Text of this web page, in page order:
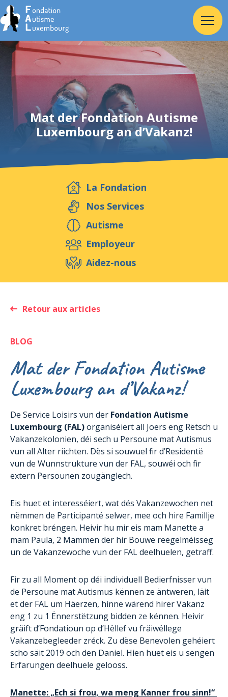
Accueil
Fondation
Services
Employeur
Aidez-nous
Evénements Publications Médias
Ressources & Outils
Mat der Fondation Autisme
Luxembourg an d’Vakanz!
La Fondation
Nos Services
Autisme
Employeur
Aidez-nous
Retour aux articles
BLOG
Mat der Fondation Autisme
Luxembourg an d’Vakanz!
De Service Loisirs vun der Fondation Autisme
Luxembourg (FAL)organiséiert all Joers eng Rëtsch u
Vakanzekolonien, déi sech u Persoune mat Autismus
vun all Alter riichten. Dës si souwuel fir d’Residentë
vun de Wunnstrukture vun der FAL, souwéi och fir
extern Persounen zougänglech.
Eis huet et interesséiert, wat dës Vakanzewochen net
nëmmen de Participantë selwer, mee och hire Famillje
konkret bréngen. Heivir hu mir eis mam Manette a
mam Paula, 2 Mammen der hir Bouwe reegelméisseg
un de Vakanzewoche vun der FAL deelhuelen, getraff.
Fir zu all Moment op déi individuell Bedierfnisser vun
de Persoune mat Autismus kënnen ze äntweren, läit
et der FAL um Häerzen, hinne wärend hirer Vakanz
eng 1 zu 1 Ënnerstëtzung bidden ze kënnen. Heivir
gräift d’Fondatioun op d’Hëllef vu fräiwëllege
Vakanzebegleeder zréck. Zu dëse Benevolen gehéiert
scho säit 2019 och den Daniel. Hien huet eis u sengen
Erfarungen deelhuele gelooss.
Manette: „Ech si frou, wa meng Kanner frou sinn!“